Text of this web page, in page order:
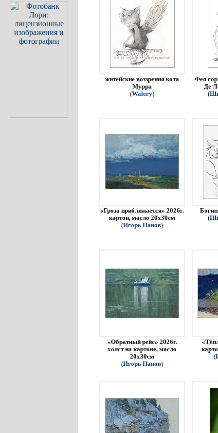
житейские воззрения кота
Мурра
(Walery)
Фея гор
Де
(
«Гроза приближается» 2026г.
картон, масло 20х30см
(Игорь Панов)
(
«Обратный рейс» 2026г.
холст на картоне, масло
20х30см
(Игорь Панов)
(